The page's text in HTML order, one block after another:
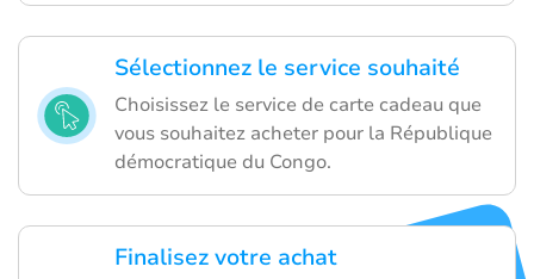
Sélectionnez le service souhaité
Choisissez le service de carte cadeau que
vous souhaitez acheter pour la République
démocratique du Congo.
Finalisez votre achat